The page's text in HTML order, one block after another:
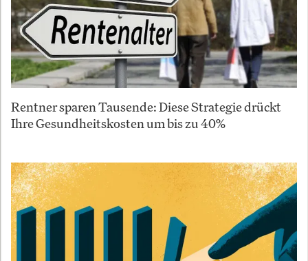
Rentner sparen Tausende: Diese Strategie drückt
Ihre Gesundheitskosten um bis zu 40%